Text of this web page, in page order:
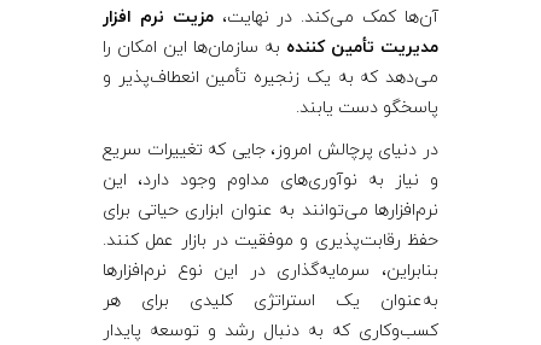
آن‌ها کمک می‌کند. در نهایت،مزیت نرم‌ افزار
مدیریت تأمین‌ کننده به سازمان‌ها این امکان را
می‌دهد که به یک زنجیره تأمین انعطاف‌پذیر و
پاسخگو دست یابند.
در دنیای پرچالش امروز، جایی که تغییرات سریع
و نیاز به نوآوری‌های مداوم وجود دارد، این
نرم‌افزارها می‌توانند به عنوان ابزاری حیاتی برای
حفظ رقابت‌پذیری و موفقیت در بازار عمل کنند.
بنابراین، سرمایه‌گذاری در این نوع نرم‌افزارها
به‌عنوان یک استراتژی کلیدی برای هر
کسب‌وکاری که به دنبال رشد و توسعه پایدار